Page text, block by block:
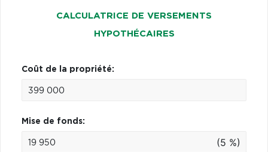
CALCULATRICE DE VERSEMENTS
HYPOTHÉCAIRES
Coût de la propriété:
Mise de fonds:
(5 %)